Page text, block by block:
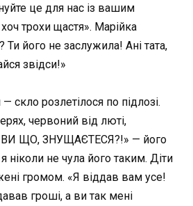
це для нас із вашим
трохи щастя». Марійка
Ти його не заслужила! Ані тата,
звідси!»
скло розлетілося по підлозі.
червоний від люті,
ЩО, ЗНУЩАЄТЕСЯ?!» — його
я ніколи не чула його таким. Діти
громом. «Я віддав вам усе!
гроші, а ви так мені